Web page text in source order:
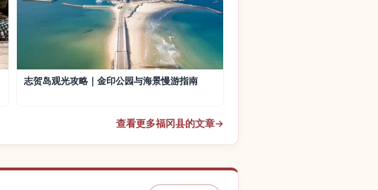
志贺岛观光攻略｜金印公园与海景慢游指南
查看更多福冈县的文章→